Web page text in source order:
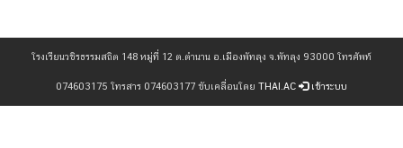
โรงเรียนวชิรธรรมสถิต 148 หมู่ที่ 12 ต.ตำนาน อ.เมืองพัทลุง จ.พัทลุง 93000 โทรศัพท์
074603175 โทรสาร 074603177 ขับเคลื่อนโดย THAI.AC เข้าระบบ